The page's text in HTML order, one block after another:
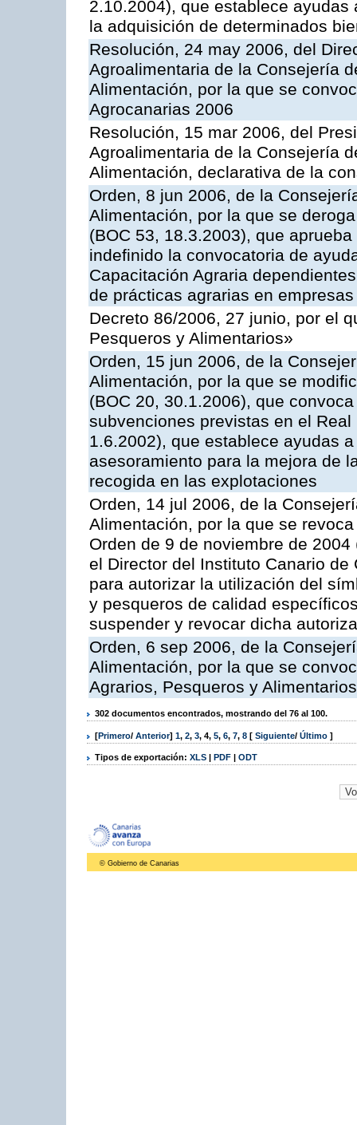
2.10.2004), que establece
la adquisición de determinados
Resolución, 24 may 2006, del
Agroalimentaria de la Consejería
Alimentación, por la que se
Agrocanarias 2006
Resolución, 15 mar 2006, del
Agroalimentaria de la Consejería
Alimentación, declarativa de la
Orden, 8 jun 2006, de la
Alimentación, por la que se
(BOC 53, 18.3.2003), que
indefinido la convocatoria de
Capacitación Agraria
de prácticas agrarias en
Decreto 86/2006, 27 junio, por el
Pesqueros y Alimentarios»
Orden, 15 jun 2006, de la
Alimentación, por la que se
(BOC 20, 30.1.2006), que
subvenciones previstas en el
1.6.2002), que establece ayudas
asesoramiento para la mejora de
recogida en las explotaciones
Orden, 14 jul 2006, de la
Alimentación, por la que se
Orden de 9 de noviembre de
el Director del Instituto Canario
para autorizar la utilización del
y pesqueros de calidad
suspender y revocar dicha
Orden, 6 sep 2006, de la
Alimentación, por la que se
Agrarios, Pesqueros y
302 documentos encontrados, mostrando del 76 al 100.
[Primero/ Anterior] 1, 2, 3, 4, 5, 6, 7, 8 [ Siguiente/ Último ]
Tipos de exportación: XLS | PDF | ODT
© Gobierno de Canarias